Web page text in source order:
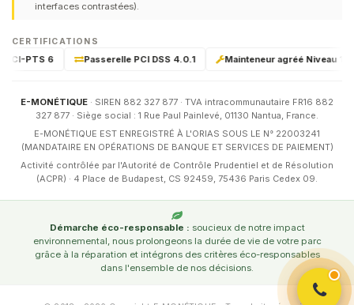
interfaces contrastées).
CERTIFICATIONS
PTS 6 Passerelle PCI DSS 4.0.1 Mainteneur agréé Niveau 1 &
E-MONÉTIQUE · SIREN 882 327 877 · TVA intracommunautaire FR16 882
327 877 · Siège social : 1 Rue Paul Painlevé, 01130 Nantua, France.
E-MONÉTIQUE EST ENREGISTRÉ À L'ORIAS SOUS LE N° 22003241
(MANDATAIRE EN OPÉRATIONS DE BANQUE ET SERVICES DE PAIEMENT)
Activité contrôlée par l'Autorité de Contrôle Prudentiel et de Résolution
(ACPR) · 4 Place de Budapest, CS 92459, 75436 Paris Cedex 09.
Démarche éco-responsable : soucieux de notre impact
environnemental, nous prolongeons la durée de vie de votre parc
grâce à la réparation et intégrons des critères éco-responsables
dans l'ensemble de nos décisions.